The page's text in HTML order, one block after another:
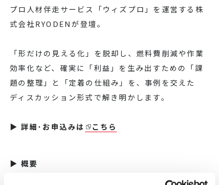
プロ人材伴走サービス「ウィズプロ」を運営する株
式会社RYODENが登壇。
「形だけの見える化」を脱却し、燃料費削減や作業
効率化など、確実に「利益」を生み出すための「課
題の整理」と「定着の仕組み」を、事例を交えた
ディスカッション形式で解き明かします。
▶ 詳細･お申込みは こちら
▶ 概要